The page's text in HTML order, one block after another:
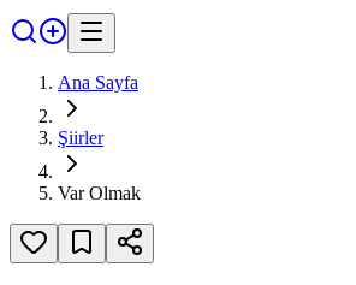
Ana Sayfa
Şiirler
Var Olmak